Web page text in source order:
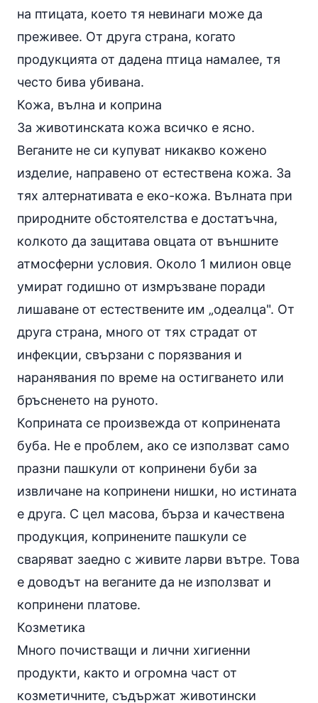
на птицата, което тя невинаги може да
преживее. От друга страна, когато
продукцията от дадена птица намалее, тя
често бива убивана.
Кожа, вълна и коприна
За животинската кожа всичко е ясно.
Веганите не си купуват никакво кожено
изделие, направено от естествена кожа. За
тях алтернативата е еко-кожа. Вълната при
природните обстоятелства е достатъчна,
колкото да защитава овцата от външните
атмосферни условия. Около 1 милион овце
умират годишно от измръзване поради
лишаване от естествените им „одеалца". От
друга страна, много от тях страдат от
инфекции, свързани с порязвания и
наранявания по време на остигването или
бръсненето на руното.
Коприната се произвежда от копринената
буба. Не е проблем, ако се използват само
празни пашкули от копринени буби за
извличане на копринени нишки, но истината
е друга. С цел масова, бърза и качествена
продукция, копринените пашкули се
сваряват заедно с живите ларви вътре. Това
е доводът на веганите да не използват и
копринени платове.
Козметика
Много почистващи и лични хигиенни
продукти, както и огромна част от
козметичните, съдържат животински